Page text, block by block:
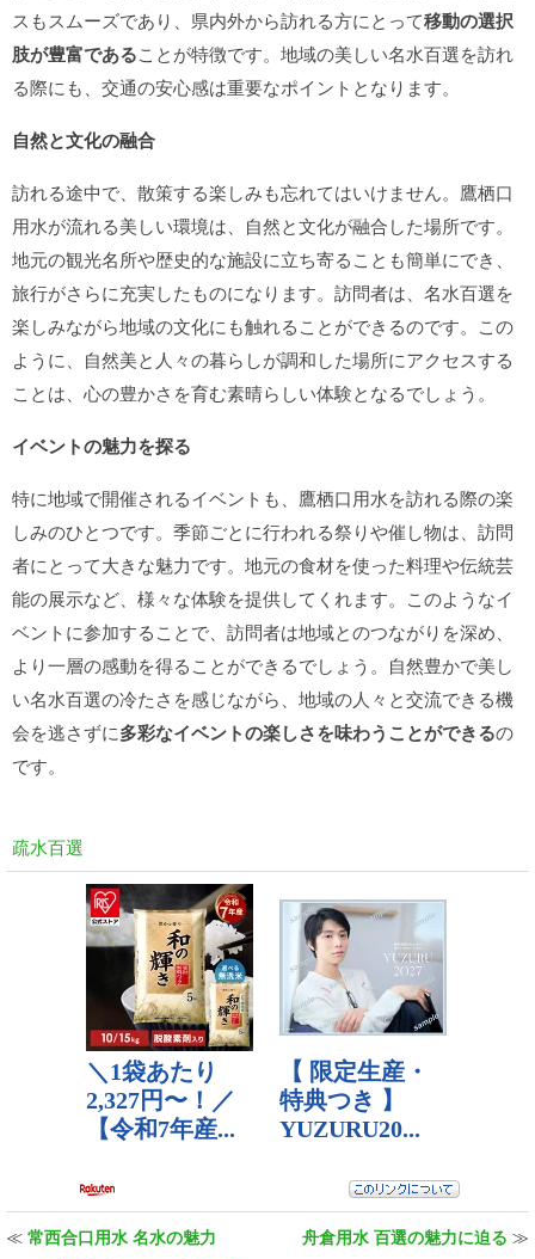
スもスムーズであり、県内外から訪れる方にとって移動の選択
肢が豊富であることが特徴です。地域の美しい名水百選を訪れ
る際にも、交通の安心感は重要なポイントとなります。
自然と文化の融合
訪れる途中で、散策する楽しみも忘れてはいけません。鷹栖口
用水が流れる美しい環境は、自然と文化が融合した場所です。
地元の観光名所や歴史的な施設に立ち寄ることも簡単にでき、
旅行がさらに充実したものになります。訪問者は、名水百選を
楽しみながら地域の文化にも触れることができるのです。この
ように、自然美と人々の暮らしが調和した場所にアクセスする
ことは、心の豊かさを育む素晴らしい体験となるでしょう。
イベントの魅力を探る
特に地域で開催されるイベントも、鷹栖口用水を訪れる際の楽
しみのひとつです。季節ごとに行われる祭りや催し物は、訪問
者にとって大きな魅力です。地元の食材を使った料理や伝統芸
能の展示など、様々な体験を提供してくれます。このようなイ
ベントに参加することで、訪問者は地域とのつながりを深め、
より一層の感動を得ることができるでしょう。自然豊かで美し
い名水百選の冷たさを感じながら、地域の人々と交流できる機
会を逃さずに多彩なイベントの楽しさを味わうことができるの
です。
疏水百選
≪ 常西合口用水 名水の魅力 舟倉用水 百選の魅力に迫る ≫